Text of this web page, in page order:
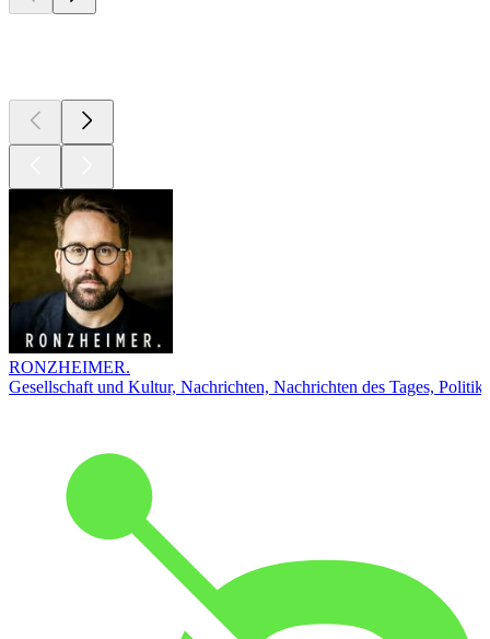
RONZHEIMER.
Gesellschaft und Kultur, Nachrichten, Nachrichten des Tages, Politik